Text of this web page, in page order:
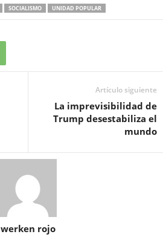
SOCIALISMO UNIDAD POPULAR
Artículo siguiente
La imprevisibilidad de
Trump desestabiliza el
mundo
werken rojo